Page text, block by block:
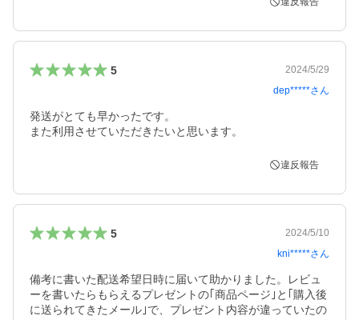
5
2024/5/29
dep*****さん
発送がとても早かったです。
また利用させていただきたいと思います。
違反報告
5
2024/5/10
kni*****さん
備考に書いた配送希望日時に届いて助かりました。レビュ
ーを書いたらもらえるプレゼントの｢商品ページ｣と｢購入後
に送られてきたメール｣で、プレゼント内容が違っていたの